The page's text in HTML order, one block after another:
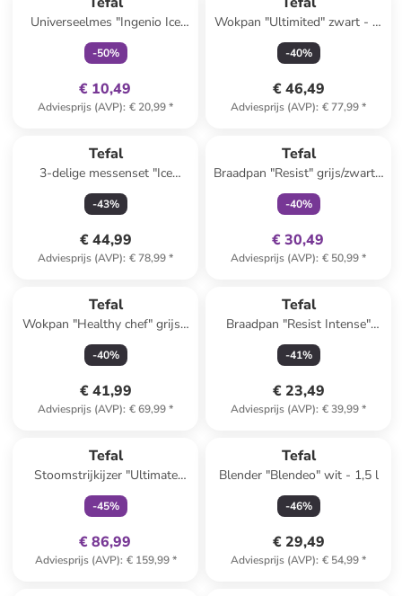
Universeelmes "Ingenio Ice
Force" zwart - (L)11 cm
-50%
€ 10,49
Adviesprijs (AVP): € 20,99*
Wokpan "Ultimited" zwart - Ø
28 cm
-40%
€ 46,49
Adviesprijs (AVP): € 77,99*
Tefal
3-delige messenset "Ice
Force" zilverkleurig/zwart
-43%
€ 44,99
Adviesprijs (AVP): € 78,99*
Tefal
Braadpan "Resist" grijs/zwart -
Ø 32 cm
-40%
€ 30,49
Adviesprijs (AVP): € 50,99*
Tefal
Wokpan "Healthy chef" grijs -
Ø 28 cm
-40%
€ 41,99
Adviesprijs (AVP): € 69,99*
Tefal
Braadpan "Resist Intense"
bruin/zwart - Ø 20 cm
-41%
€ 23,49
Adviesprijs (AVP): € 39,99*
Tefal
Stoomstrijkijzer "Ultimate
Pure" groen/zwart
-45%
€ 86,99
Adviesprijs (AVP): € 159,99*
Tefal
Blender "Blendeo" wit - 1,5 l
-46%
€ 29,49
Adviesprijs (AVP): € 54,99*